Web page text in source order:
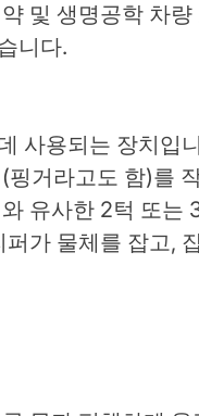
및 생명공학 차량
니다.
사용되는 장치입
거라고도 함)를
유사한 2턱 또는
가 물체를 잡고,